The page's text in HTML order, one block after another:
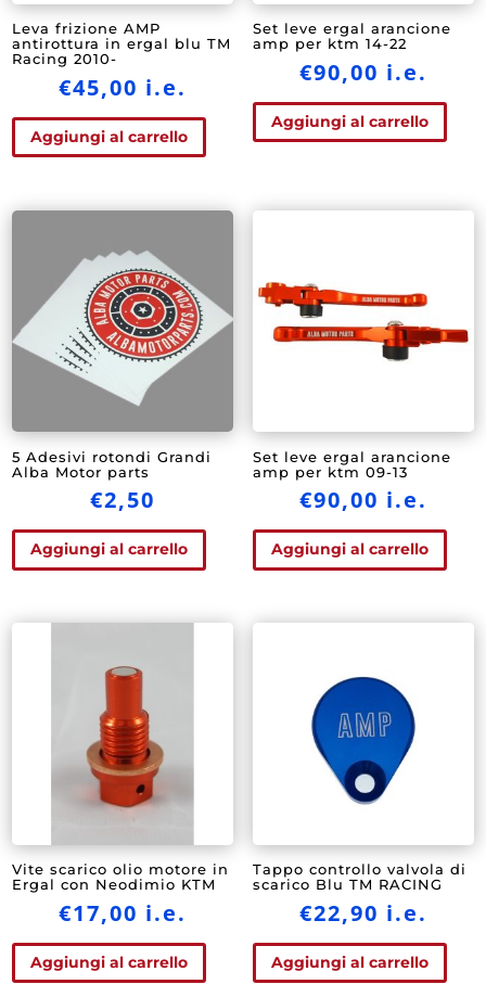
Leva frizione AMP
antirottura in ergal blu TM
Racing 2010-
€45,00 i.e.
Aggiungi al carrello
Set leve ergal arancione
amp per ktm 14-22
€90,00 i.e.
Aggiungi al carrello
5 Adesivi rotondi Grandi
Alba Motor parts
€2,50
Aggiungi al carrello
Set leve ergal arancione
amp per ktm 09-13
€90,00 i.e.
Aggiungi al carrello
Vite scarico olio motore in
Ergal con Neodimio KTM
€17,00 i.e.
Aggiungi al carrello
Tappo controllo valvola di
scarico Blu TM RACING
€22,90 i.e.
Aggiungi al carrello